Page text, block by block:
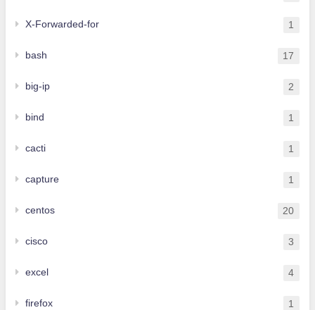
X-Forwarded-for 1
bash 17
big-ip 2
bind 1
cacti 1
capture 1
centos 20
cisco 3
excel 4
firefox 1